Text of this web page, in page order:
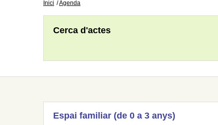
Inici Agenda
Cerca d'actes
Espai familiar (de 0 a 3 anys)